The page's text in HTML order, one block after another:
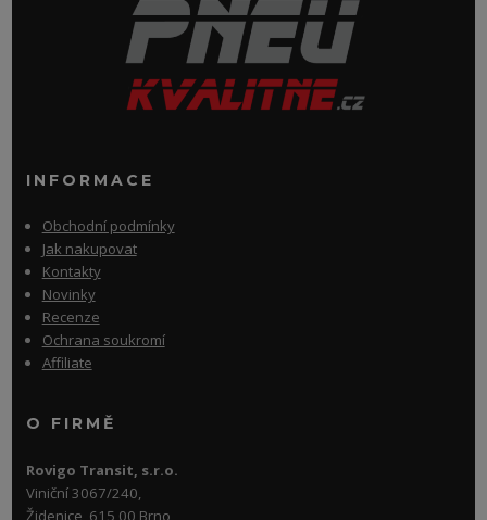
INFORMACE
Obchodní podmínky
Jak nakupovat
Kontakty
Novinky
Recenze
Ochrana soukromí
Affiliate
O FIRMĚ
Rovigo Transit, s.r.o.
Viniční 3067/240,
Židenice, 615 00 Brno